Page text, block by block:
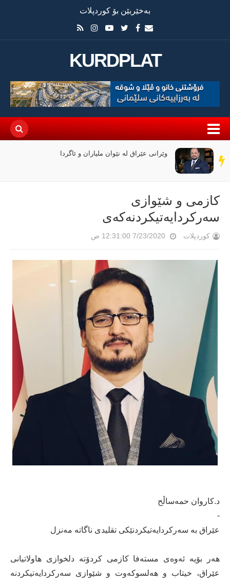
بەخێربێن بۆ کوردپلات
KURDPLAT
سەر
دێڕ
وێرانی عێراق لە نێوان ملیاران و ئاگردا
کازمی و شێوازی
سەرکردایەتیکردنەکەی
کوردپلات 7/23/2020 12:31:00 ص
د.كاروان حمەساڵح
-
‎ھەر بۆیە ئەوەی مستەفا کازمی کردۆتە دلخوازی ھاولاتیانی
عێراق، خیتاب و ھەلسوکەوت و شێوازی سەرکردایەتیکردنە